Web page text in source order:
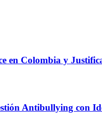
en Colombia y
Antibullying con